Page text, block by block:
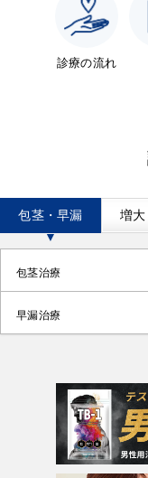
診療の流れ
包茎・早漏 増
包茎治療
早漏治療